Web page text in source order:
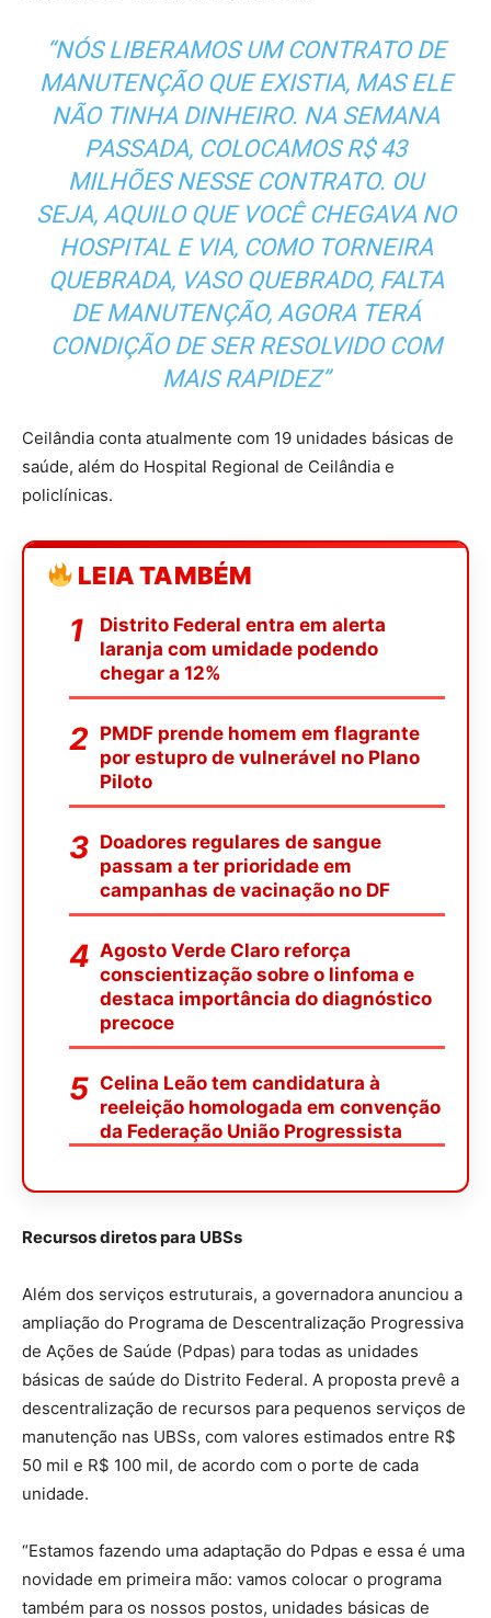
“NÓS LIBERAMOS UM CONTRATO DE
MANUTENÇÃO QUE EXISTIA, MAS ELE
NÃO TINHA DINHEIRO. NA SEMANA
PASSADA, COLOCAMOS R$ 43
MILHÕES NESSE CONTRATO. OU
SEJA, AQUILO QUE VOCÊ CHEGAVA NO
HOSPITAL E VIA, COMO TORNEIRA
QUEBRADA, VASO QUEBRADO, FALTA
DE MANUTENÇÃO, AGORA TERÁ
CONDIÇÃO DE SER RESOLVIDO COM
MAIS RAPIDEZ”
Ceilândia conta atualmente com 19 unidades básicas de
saúde, além do Hospital Regional de Ceilândia e
policlínicas.
LEIA TAMBÉM
Distrito Federal entra em alerta
laranja com umidade podendo
chegar a 12%
PMDF prende homem em flagrante
por estupro de vulnerável no Plano
Piloto
Doadores regulares de sangue
passam a ter prioridade em
campanhas de vacinação no DF
Agosto Verde Claro reforça
conscientização sobre o linfoma e
destaca importância do diagnóstico
precoce
Celina Leão tem candidatura à
reeleição homologada em convenção
da Federação União Progressista
Recursos diretos para UBSs
Além dos serviços estruturais, a governadora anunciou a
ampliação do Programa de Descentralização Progressiva
de Ações de Saúde (Pdpas) para todas as unidades
básicas de saúde do Distrito Federal. A proposta prevê a
descentralização de recursos para pequenos serviços de
manutenção nas UBSs, com valores estimados entre R$
50 mil e R$ 100 mil, de acordo com o porte de cada
unidade.
“Estamos fazendo uma adaptação do Pdpas e essa é uma
novidade em primeira mão: vamos colocar o programa
também para os nossos postos, unidades básicas de